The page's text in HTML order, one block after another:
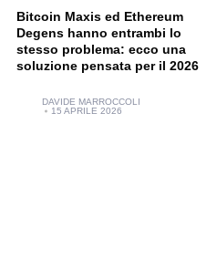
Bitcoin Maxis ed Ethereum
Degens hanno entrambi lo
stesso problema: ecco una
soluzione pensata per il 2026
DAVIDE MARROCCOLI
15 APRILE 2026